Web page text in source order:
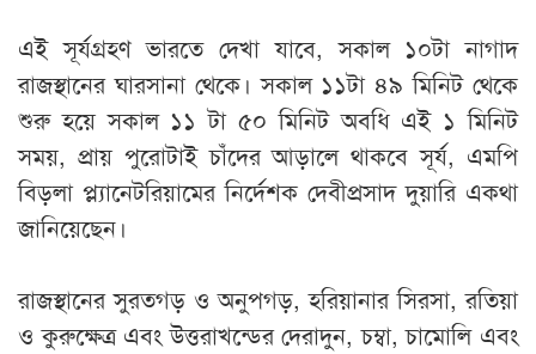
এই সূর্যগ্রহণ ভারতে দেখা যাবে, সকাল ১০টা নাগাদ
রাজস্থানের ঘারসানা থেকে। সকাল ১১টা ৪৯ মিনিট থেকে
শুরু হয়ে সকাল ১১ টা ৫০ মিনিট অবধি এই ১ মিনিট
সময়, প্রায় পুরোটাই চাঁদের আড়ালে থাকবে সূর্য, এমপি
বিড়লা প্ল্যানেটরিয়ামের নির্দেশক দেবীপ্রসাদ দুয়ারি একথা
জানিয়েছেন।
রাজস্থানের সুরতগড় ও অনুপগড়, হরিয়ানার সিরসা, রতিয়া
ও কুরুক্ষেত্র এবং উত্তরাখন্ডের দেরাদুন, চম্বা, চামোলি এবং